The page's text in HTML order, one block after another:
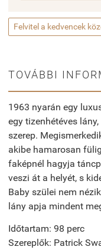
Felvitel a kedvencek
TOVÁBBI
1963 nyarán egy
egy tizenhétéves
szerep.
akibe hamarosan
faképnél hagyja
veszi át a helyét, s
Baby szülei nem
lány apja mindent
Időtartam: 98 perc
Szereplők: Patrick